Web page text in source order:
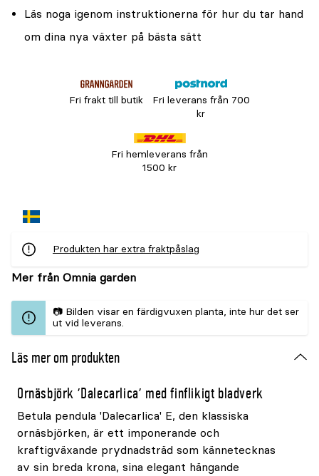
Läs noga igenom instruktionerna för hur du tar hand
om dina nya växter på bästa sätt
Fri frakt till butik
Fri leverans från 700
kr
Fri hemleverans från
1500 kr
Produkten har extra fraktpåslag
Mer från Omnia garden
📷 Bilden visar en färdigvuxen planta, inte hur det ser
ut vid leverans.
Läs mer om produkten
Ornäsbjörk 'Dalecarlica' med finflikigt bladverk
Betula pendula 'Dalecarlica' E, den klassiska
ornäsbjörken, är ett imponerande och
kraftigväxande prydnadsträd som kännetecknas
av sin breda krona, sina elegant hängande